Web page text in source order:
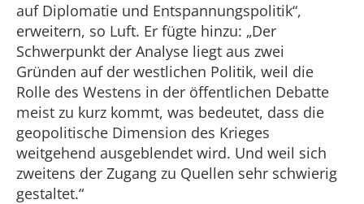
auf Diplomatie und Entspannungspolitik“,
erweitern, so Luft. Er fügte hinzu: „Der
Schwerpunkt der Analyse liegt aus zwei
Gründen auf der westlichen Politik, weil die
Rolle des Westens in der öffentlichen Debatte
meist zu kurz kommt, was bedeutet, dass die
geopolitische Dimension des Krieges
weitgehend ausgeblendet wird. Und weil sich
zweitens der Zugang zu Quellen sehr schwierig
gestaltet.“